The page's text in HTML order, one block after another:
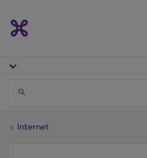
Internet